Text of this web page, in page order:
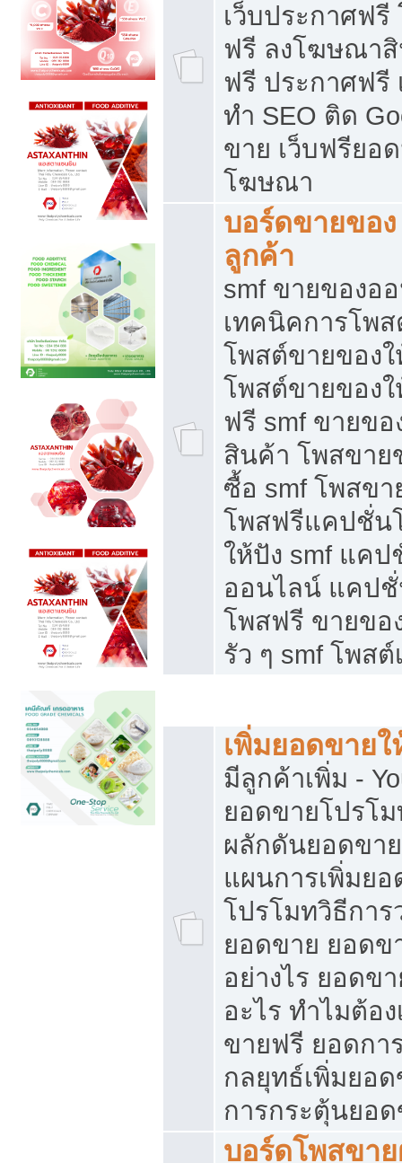
เว็บประกาศฟ
ฟรี ลงโฆษณา
ฟรี ประกาศฟรี
ทำ SEO ติด
ขาย เว็บฟรียอ
โฆษณา
บอร์ดขายของ
ลูกค้า
smf ขายของอ
เทคนิคการโพ
โพสต์ขายของ
โพสต์ขายของ
ฟรี smf ขายข
สินค้า โพสขาย
ซื้อ smf โพสข
โพสฟรีแคปชั่น
ให้ปัง smf แค
ออนไลน์ แคป
โพสฟรี ขายขอ
รัว ๆ smf โพส
เพิ่มยอดขายใ
มีลูกค้าเพิ่ม -
ยอดขายโปรโ
ผลักดันยอดขา
แผนการเพิ่มย
โปรโมทวิธีการ
ยอดขาย ยอดข
อย่างไร ยอดข
อะไร ทำไมต้อ
ขายฟรี ยอดกา
กลยุทธ์เพิ่มยอ
การกระตุ้นยอ
บอร์ดโพสขา